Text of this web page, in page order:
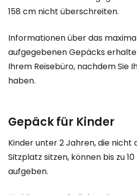
158 cm nicht überschreiten.
Informationen über das
aufgegebenen Gepäcks
Ihrem Reisebüro, nachdem Sie
haben.
Gepäck für Kinder
Kinder unter 2 Jahren, die nicht
Sitzplatz sitzen, können bis zu
aufgeben.